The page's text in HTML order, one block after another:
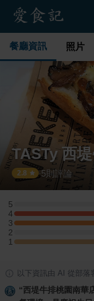
餐廳資訊 照片
TASTy 西
2.8 ·5則評論
5
5 星：0 則評論
4
4 星：1 則評論
3
3 星：1 則評論
2
2 星：0 則評論
1
1 星：1 則評論
以下資訊由 AI 從部落
“西堤牛排桃園南華